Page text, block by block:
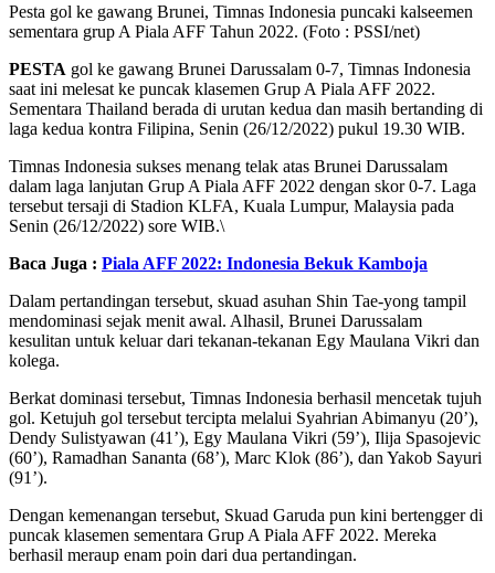
Pesta gol ke gawang Brunei, Timnas Indonesia puncaki kalseemen
sementara grup A Piala AFF Tahun 2022. (Foto : PSSI/net)
PESTA gol ke gawang Brunei Darussalam 0-7, Timnas Indonesia
saat ini melesat ke puncak klasemen Grup A Piala AFF 2022.
Sementara Thailand berada di urutan kedua dan masih bertanding di
laga kedua kontra Filipina, Senin (26/12/2022) pukul 19.30 WIB.
Timnas Indonesia sukses menang telak atas Brunei Darussalam
dalam laga lanjutan Grup A Piala AFF 2022 dengan skor 0-7. Laga
tersebut tersaji di Stadion KLFA, Kuala Lumpur, Malaysia pada
Senin (26/12/2022) sore WIB.\
Baca Juga : Piala AFF 2022: Indonesia Bekuk Kamboja
Dalam pertandingan tersebut, skuad asuhan Shin Tae-yong tampil
mendominasi sejak menit awal. Alhasil, Brunei Darussalam
kesulitan untuk keluar dari tekanan-tekanan Egy Maulana Vikri dan
kolega.
Berkat dominasi tersebut, Timnas Indonesia berhasil mencetak tujuh
gol. Ketujuh gol tersebut tercipta melalui Syahrian Abimanyu (20’),
Dendy Sulistyawan (41’), Egy Maulana Vikri (59’), Ilija Spasojevic
(60’), Ramadhan Sananta (68’), Marc Klok (86’), dan Yakob Sayuri
(91’).
Dengan kemenangan tersebut, Skuad Garuda pun kini bertengger di
puncak klasemen sementara Grup A Piala AFF 2022. Mereka
berhasil meraup enam poin dari dua pertandingan.